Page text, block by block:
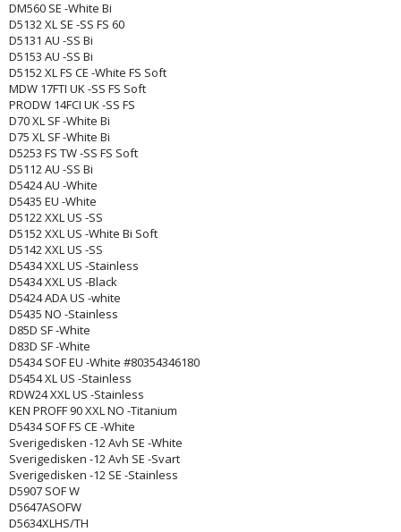
DM560 SE -White Bi
D5132 XL SE -SS FS 60
D5131 AU -SS Bi
D5153 AU -SS Bi
D5152 XL FS CE -White FS Soft
MDW 17FTI UK -SS FS Soft
PRODW 14FCI UK -SS FS
D70 XL SF -White Bi
D75 XL SF -White Bi
D5253 FS TW -SS FS Soft
D5112 AU -SS Bi
D5424 AU -White
D5435 EU -White
D5122 XXL US -SS
D5152 XXL US -White Bi Soft
D5142 XXL US -SS
D5434 XXL US -Stainless
D5434 XXL US -Black
D5424 ADA US -white
D5435 NO -Stainless
D85D SF -White
D83D SF -White
D5434 SOF EU -White #80354346180
D5454 XL US -Stainless
RDW24 XXL US -Stainless
KEN PROFF 90 XXL NO -Titanium
D5434 SOF FS CE -White
Sverigedisken -12 Avh SE -White
Sverigedisken -12 Avh SE -Svart
Sverigedisken -12 SE -Stainless
D5907 SOF W
D5647ASOFW
D5634XLHS/TH